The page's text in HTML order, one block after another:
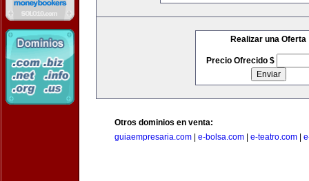
Realizar una Oferta
Precio Ofrecido $
Otros dominios en venta:
guiaempresaria.com
e-bolsa.com e-teatro.com